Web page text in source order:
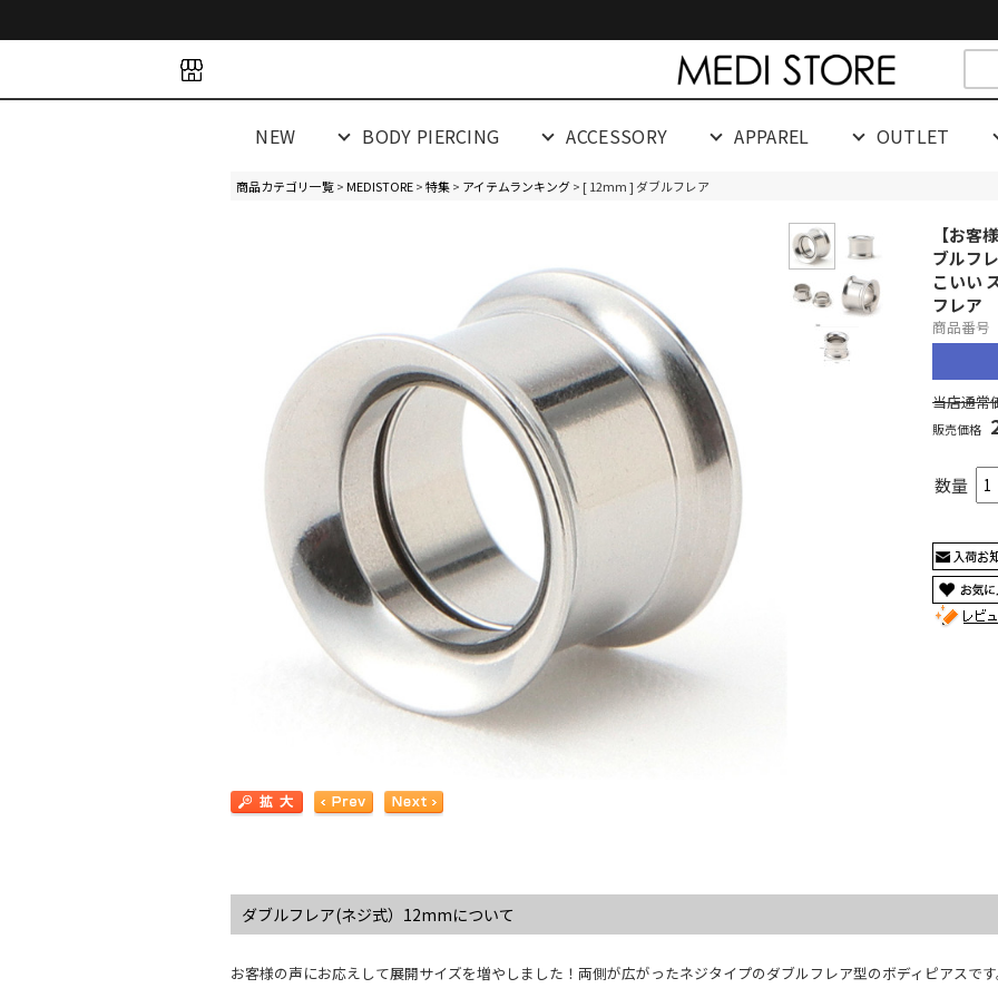
NEW BODY PIERCING ACCESSORY APPAREL OUTLET
商品カテゴリ一覧>MEDISTORE>特集> アイテムランキング> [ 12mm ] ダブルフレア
【お客
ブルフ
こいい
フレア
商品番号
当店通常
販売価格
数量
ダブルフレア(ネジ式）12mmについて
お客様の声にお応えして展開サイズを増やしました！両側が広がったネジタイプのダブルフレア型のボディピアスで